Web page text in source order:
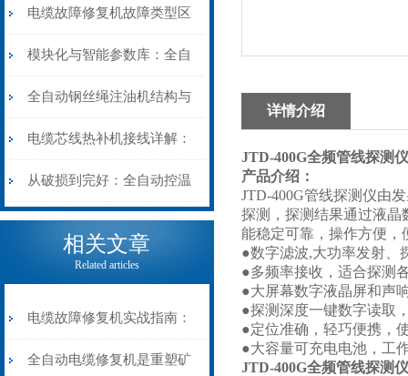
电缆故障修复机故障类型区
分指南：从“绝缘电
阻”到“波形特征”的精准诊
断逻辑
模块化与智能参数库：全自
动电缆修复机的快速换型逻
辑
全自动钢丝绳注油机结构与
工作原理：揭秘高效润滑的
机械密码
电缆芯线热补机接线详解：
从入门到精通
从破损到完好：全自动控温
电缆热补机的核心价值
相关文章
Related articles
电缆故障修复机实战指南：
从“盲测”到“精确定点”的三
全自动电缆修复机是重塑矿
详情介绍
JTD-400G全频管线探测仪
产品介绍：
JTD-400G管线探测仪由
探测，探测结果通过液晶
能稳定可靠，操作方便，
●数字滤波,大功率发射、
●多频率接收，适合探测
●大屏幕数字液晶屏和声
●探测深度一键数字读取
●定位准确，轻巧便携，
●大容量可充电电池，工
JTD-400G全频管线探测仪